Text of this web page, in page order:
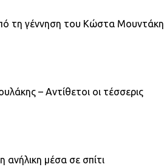
τη γέννηση του Κώστα Μουντάκη
– Αντίθετοι οι τέσσερις
μέσα σε σπίτι